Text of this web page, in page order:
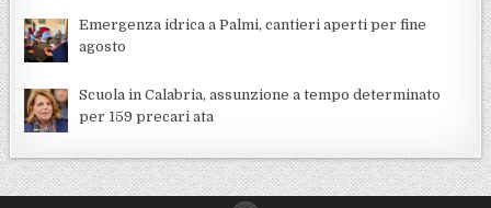
Emergenza idrica a Palmi, cantieri aperti per fine
agosto
Scuola in Calabria, assunzione a tempo determinato
per 159 precari ata